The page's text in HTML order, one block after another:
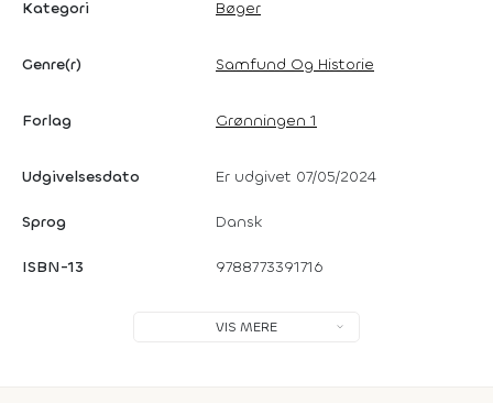
Kategori Bøger
Genre(r) Samfund Og Historie
Forlag Grønningen 1
Udgivelsesdato Er udgivet 07/05/2024
Sprog Dansk
ISBN-13 9788773391716
VIS MERE